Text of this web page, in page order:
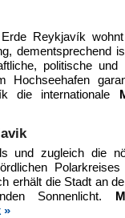
Reykjavík
dementsprechend
politische und
Hochseehafen
die internationale
und zugleich die
Polarkreises
erhält die Stadt an
Sonnenlicht.
»